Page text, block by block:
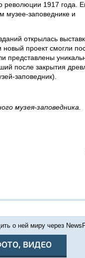
революции 1917 года.
музее-заповеднике и
открылась
проект смогли
представлены
после закрытия
заповедник).
музея-заповедника.
о ней миру через
ВИДЕО